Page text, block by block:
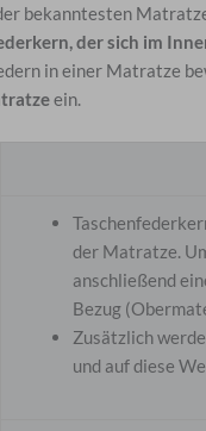
bekanntesten
der sich im
in einer Matratze
ein.
der Matratze.
anschließend
Bezug
Zusätzlich
und auf diese